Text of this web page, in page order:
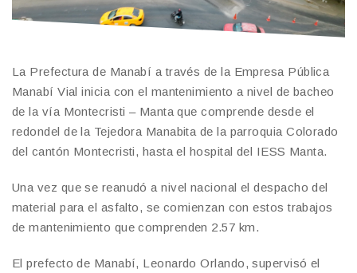
La Prefectura de Manabí a través de la Empresa Pública
Manabí Vial inicia con el mantenimiento a nivel de bacheo
de la vía Montecristi – Manta que comprende desde el
redondel de la Tejedora Manabita de la parroquia Colorado
del cantón Montecristi, hasta el hospital del IESS Manta.
Una vez que se reanudó a nivel nacional el despacho del
material para el asfalto, se comienzan con estos trabajos
de mantenimiento que comprenden 2.57 km.
El prefecto de Manabí, Leonardo Orlando, supervisó el